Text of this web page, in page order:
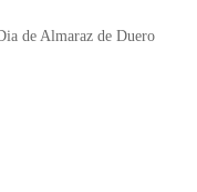
de Almaraz de Duero